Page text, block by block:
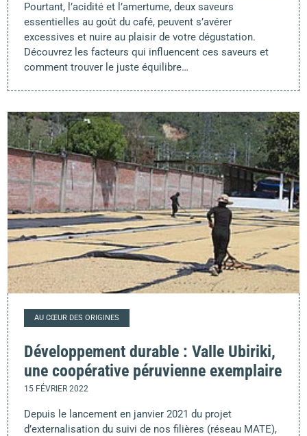
Pourtant, l’acidité et l’amertume, deux saveurs
essentielles au goût du café, peuvent s’avérer
excessives et nuire au plaisir de votre dégustation.
Découvrez les facteurs qui influencent ces saveurs et
comment trouver le juste équilibre…
AU CŒUR DES ORIGINES
Développement durable : Valle Ubiriki,
une coopérative péruvienne exemplaire
15 FÉVRIER 2022
Depuis le lancement en janvier 2021 du projet
d’externalisation du suivi de nos filières (réseau MATE),